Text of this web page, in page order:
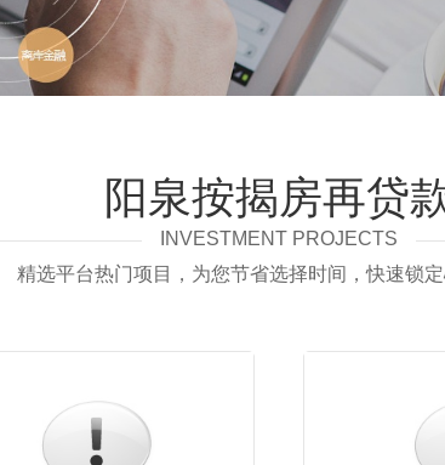
阳泉按揭房再贷
INVESTMENT PROJECTS
精选平台热门项目，为您节省选择时间，快速锁